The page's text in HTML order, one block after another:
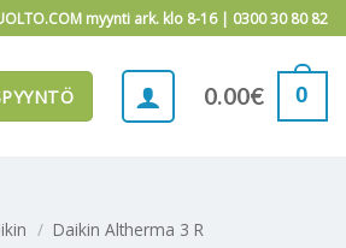
myynti ark. klo 8-16 | 0300 30 80 82
0.00€ 0
/ Daikin Altherma 3 R